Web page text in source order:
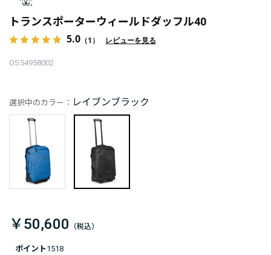
トランスポーターウィールドダッフル40
5.0 （1） レビューを見る
OS54958002
ポイント1518
選択中のカラー： レイブンブラック
￥50,600